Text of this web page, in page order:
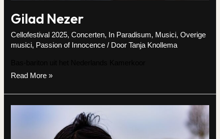
Gilad Nezer
Cellofestival 2025,Concerten, In Paradisum, Musici,Overige
musici, Passion of Innocence / DoorTanja Knollema
Gilad
Read More »